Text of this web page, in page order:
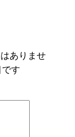
ありませ
す